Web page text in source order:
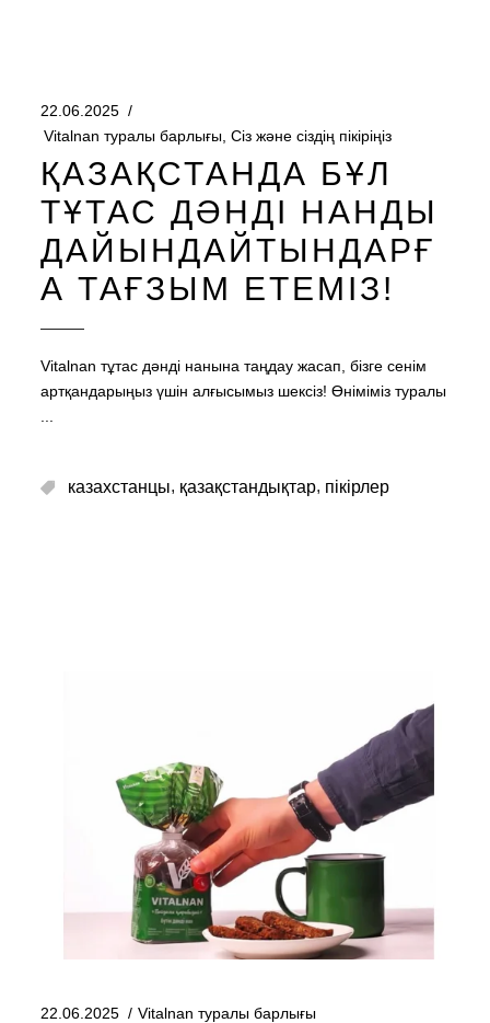
22.06.2025
Vitalnan туралы барлығы, Сіз және сіздің пікіріңіз
ҚАЗАҚСТАНДА БҰЛ
ТҰТАС ДӘНДІ НАНДЫ
ДАЙЫНДАЙТЫНДАРҒ
А ТАҒЗЫМ ЕТЕМІЗ!
Vitalnan тұтас дәнді нанына таңдау жасап, бізге сенім
артқандарыңыз үшін алғысымыз шексіз! Өніміміз туралы
казахстанцы, қазақстандықтар, пікірлер
22.06.2025 Vitalnan туралы барлығы